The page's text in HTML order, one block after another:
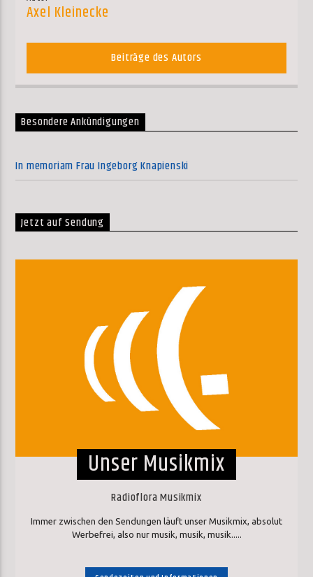
Axel Kleinecke
Beiträge des Autors
Besondere Ankündigungen
In memoriam Frau Ingeborg Knapienski
Jetzt auf Sendung
Unser Musikmix
Radioflora Musikmix
Immer zwischen den Sendungen läuft unser Musikmix, absolut
Werbefrei, also nur musik, musik, musik.....